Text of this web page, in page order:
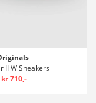
II W Sneakers
kr 710,-